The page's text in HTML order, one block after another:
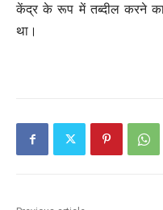
केंद्र के रूप में तब्दील करने का
था।